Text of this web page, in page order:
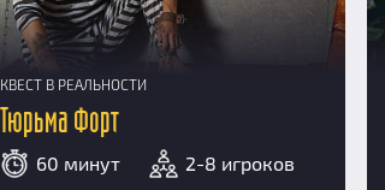
КВЕСТ В РЕАЛЬНОСТИ
Тюрьма Форт
60 минут 2-8 игроков